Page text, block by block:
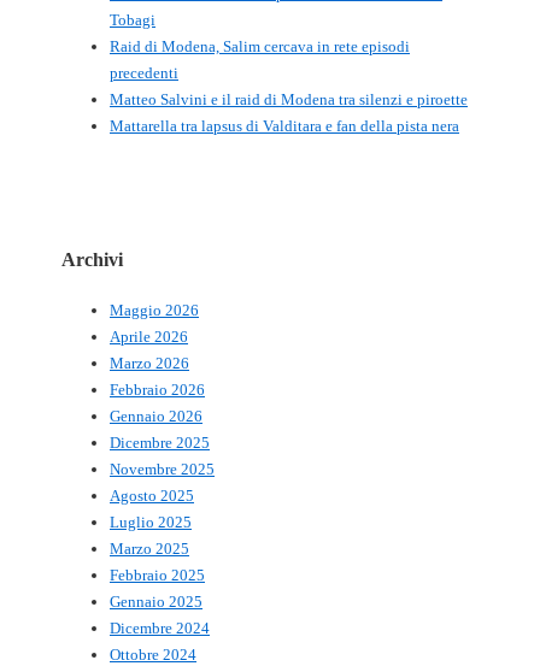
Tobagi
Raid di Modena, Salim cercava in rete episodi
precedenti
Matteo Salvini e il raid di Modena tra silenzi e piroette
Mattarella tra lapsus di Valditara e fan della pista nera
Archivi
Maggio 2026
Aprile 2026
Marzo 2026
Febbraio 2026
Gennaio 2026
Dicembre 2025
Novembre 2025
Agosto 2025
Luglio 2025
Marzo 2025
Febbraio 2025
Gennaio 2025
Dicembre 2024
Ottobre 2024